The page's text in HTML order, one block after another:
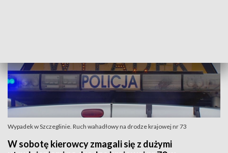
Wypadek w Szczeglinie. Ruch wahadłowy na drodze krajowej nr 73
W sobotę kierowcy zmagali się z dużymi